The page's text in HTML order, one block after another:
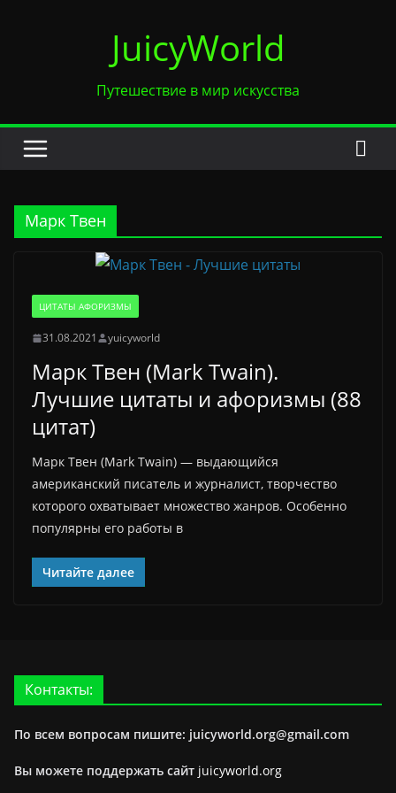
JuicyWorld
Путешествие в мир искусства
Марк Твен
ЦИТАТЫ АФОРИЗМЫ
31.08.2021 yuicyworld
Марк Твен (Mark Twain).
Лучшие цитаты и афоризмы (88
цитат)
Марк Твен (Mark Twain) — выдающийся
американский писатель и журналист, творчество
которого охватывает множество жанров. Особенно
популярны его работы в
Читайте далее
Контакты:
По всем вопросам пишите: juicyworld.org@gmail.com
Вы можете поддержать сайт juicyworld.org